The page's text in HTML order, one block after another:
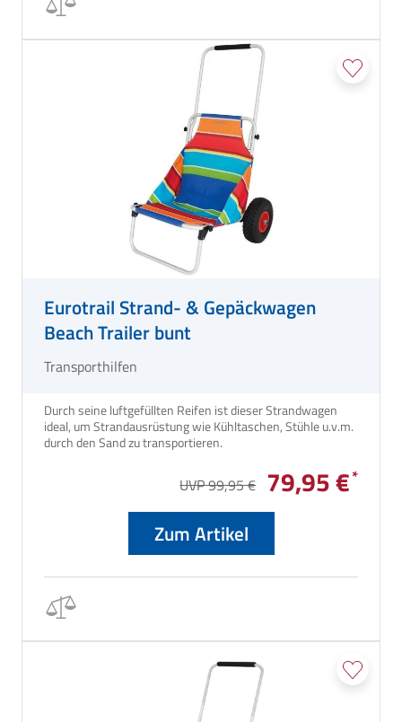
Eurotrail Strand- & Gepäckwagen
Beach Trailer bunt
Transporthilfen
Durch seine luftgefüllten Reifen ist dieser Strandwagen
ideal, um Strandausrüstung wie Kühltaschen, Stühle u.v.m.
UVP 99,95 € 79,95 €
Zum Artikel